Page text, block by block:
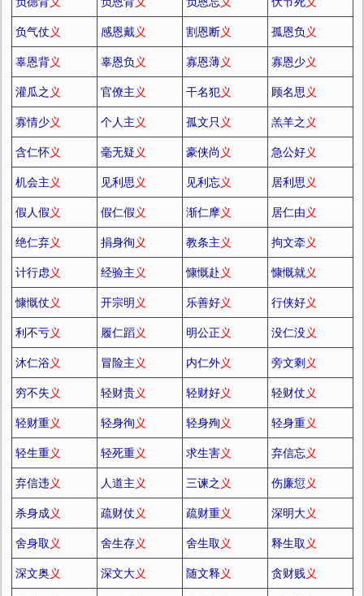
负气仗 义 感恩戴义 割恩断义 孤恩负 义
辜恩背义 辜恩负 义 寡恩薄义 寡恩少义
灌瓜之 义 官僚主 义 干名犯义 顾名思 义
寡情少义 个人主 义 孤文只 义 羔羊之 义
含仁怀义 毫无疑 义 豪侠尚 义 急公好义
机会主 义 见利思 义 见利忘 义 居利思 义
假人假 义 假仁假 义 渐仁摩义 居仁由 义
绝仁弃义 捐身徇 义 教条主 义 拘文牵 义
计行虑义 经验主 义 慷慨赴 义 慷慨就义
慷慨仗 义 开宗明 义 乐善好义 行侠好义
利不亏义 履仁蹈义 明公正 义 没仁没义
沐仁浴 义 冒险主 义 内仁外义 旁文剩 义
穷不失 义 轻财贵义 轻财好义 轻财仗 义
轻财重义 轻身徇 义 轻身殉 义 轻身重义
轻生重义 轻死重义 求生害义 弃信忘 义
弃信违 义 人道主 义 三谏之 义 伤廉愆义
杀身成义 疏财仗 义 疏财重义 深明大义
舍身取 义 舍生存义 舍生取 义 释生取 义
深文奥义 深文大义 随文释义 贪财贱义